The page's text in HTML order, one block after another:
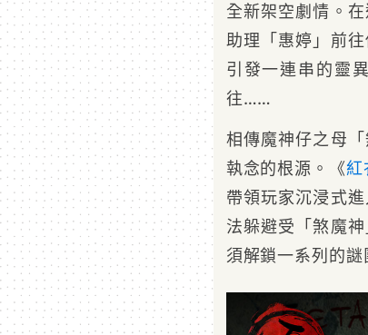
全新架空劇情。
助理「惠婷」前
引發一連串的靈
往……
相傳魔神仔之母
執念的根源。《紅
帶領玩家沉浸式
法躲避受「煞魔
須解鎖一系列的謎